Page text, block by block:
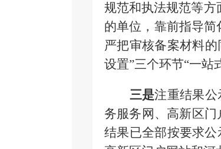
规范和执法规范等
的单位，靠前指导简
严把审核备案材料
设置”三个环节“一站
三是注重结果
务服务网、高新区
结果已全部按要求